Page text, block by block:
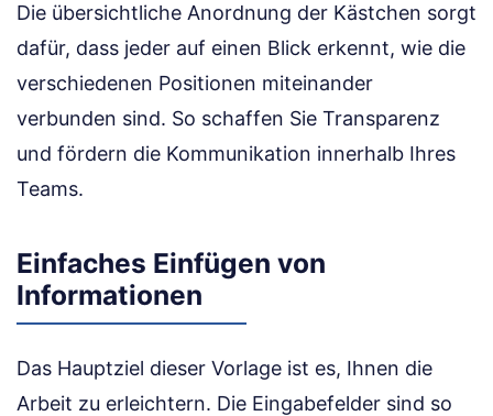
Die übersichtliche Anordnung der Kästchen sorgt
dafür, dass jeder auf einen Blick erkennt, wie die
verschiedenen Positionen miteinander
verbunden sind. So schaffen Sie Transparenz
und fördern die Kommunikation innerhalb Ihres
Teams.
Einfaches Einfügen von
Informationen
Das Hauptziel dieser Vorlage ist es, Ihnen die
Arbeit zu erleichtern. Die Eingabefelder sind so